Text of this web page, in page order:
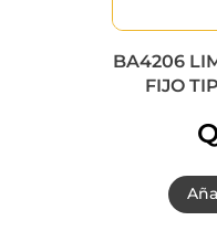
BA4206
FIJO